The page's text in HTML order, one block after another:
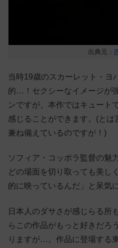
出典元：
当時19歳のスカーレット・ヨ
的…！セクシーなイメージが
ンですが、本作ではキュート
感じることができます。(とは
兼ね備えているのですが！)
ソフィア・コッポラ監督の魅
どの場面を切り取っても美し
的に映っているんだ」と呆気
日本人のダサさが感じらる所
らこの作品がもっと好きだろ
りますが…。作品に登場する